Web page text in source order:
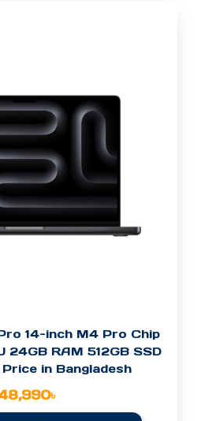
14-inch M4 Pro Chip
24GB RAM 512GB SSD
in Bangladesh
৳